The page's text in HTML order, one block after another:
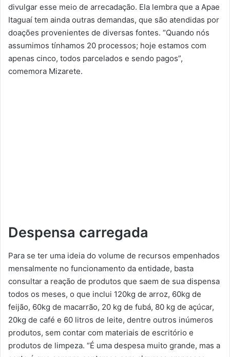
divulgar esse meio de arrecadação. Ela lembra que a Apae
Itaguaí tem ainda outras demandas, que são atendidas por
doações provenientes de diversas fontes. “Quando nós
assumimos tínhamos 20 processos; hoje estamos com
apenas cinco, todos parcelados e sendo pagos”,
comemora Mizarete.
Despensa carregada
Para se ter uma ideia do volume de recursos empenhados
mensalmente no funcionamento da entidade, basta
consultar a reação de produtos que saem de sua dispensa
todos os meses, o que inclui 120kg de arroz, 60kg de
feijão, 60kg de macarrão, 20 kg de fubá, 80 kg de açúcar,
20kg de café e 60 litros de leite, dentre outros inúmeros
produtos, sem contar com materiais de escritório e
produtos de limpeza. “É uma despesa muito grande, mas a